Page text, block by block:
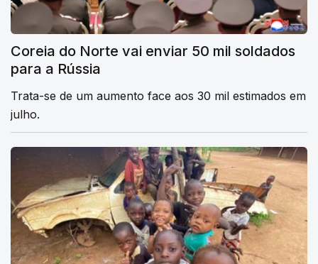
Coreia do Norte vai enviar 50 mil soldados
para a Rússia
Trata-se de um aumento face aos 30 mil estimados em
julho.